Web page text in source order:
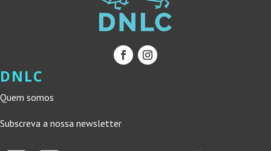
DNLC
Quem somos
Subscreva a nossa newsletter